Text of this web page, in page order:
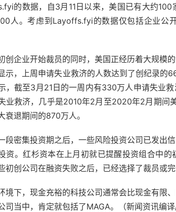
的数据，自3月11日以来，美国已有大约
人。考虑到Layoffs.fyi的数据仅包括企业公
创企业开始裁员的同时，美国正经历着大规模
示，上周申请失业救济的人数达到了创纪录的
，截至3月21日的一周内有330万人申请失业
业救济，几乎是2010年2月至2020年2月期间
衰退期间的870万人。
段密集投资期之后，一些风险投资公司已发出
资。红杉资本在上月初就已提醒投资组合中
初创公司在融资失败之后，已经选择了裁员或完
境下，现金充裕的科技公司通常会比现金有限
司当中，肯定就包括了MAGA。（新闻资讯编译/